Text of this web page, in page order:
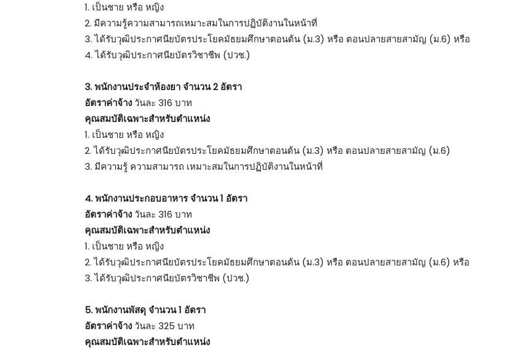
1. เป็นชาย หรือ หญิง
2. มีความรู้ความสามารถเหมาะสมในการปฏิบัติงานในหน้าที่
3. ได้รับวุฒิประกาศนียบัตรประโยคมัธยมศึกษาตอนต้น (ม.3) หรือ ตอนปลายสายสามัญ (ม.6) หรือ
4. ได้รับวุฒิประกาศนียบัตรวิชาชีพ (ปวช.)
3. พนักงานประจำห้องยา จำนวน 2 อัตรา
อัตราค่าจ้าง วันละ 316 บาท
คุณสมบัติเฉพาะสำหรับตำแหน่ง
1. เป็นชาย หรือ หญิง
2. ได้รับวุฒิประกาศนียบัตรประโยคมัธยมศึกษาตอนต้น (ม.3) หรือ ตอนปลายสายสามัญ (ม.6)
3. มีความรู้ ความสามารถ เหมาะสมในการปฏิบัติงานในหน้าที่
4. พนักงานประกอบอาหาร จำนวน 1 อัตรา
อัตราค่าจ้าง วันละ 316 บาท
คุณสมบัติเฉพาะสำหรับตำแหน่ง
1. เป็นชาย หรือ หญิง
2. ได้รับวุฒิประกาศนียบัตรประโยคมัธยมศึกษาตอนต้น (ม.3) หรือ ตอนปลายสายสามัญ (ม.6) หรือ
3. ได้รับวุฒิประกาศนียบัตรวิชาชีพ (ปวช.)
5. พนักงานพัสดุ จำนวน 1 อัตรา
อัตราค่าจ้าง วันละ 325 บาท
คุณสมบัติเฉพาะสำหรับตำแหน่ง